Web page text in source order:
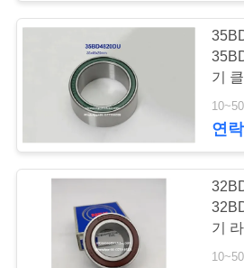
트
PRIVACY
POLICY
자동차용 클
라잉 베어링
기
연
기